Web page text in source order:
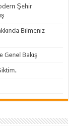
Şehir
Bilmeniz
Bakış